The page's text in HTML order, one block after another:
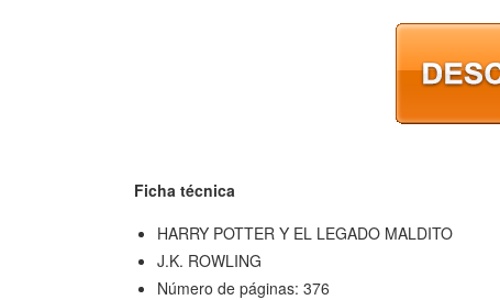
Ficha técnica
HARRY POTTER Y EL LEGADO MALDITO
J.K. ROWLING
Número de páginas: 376